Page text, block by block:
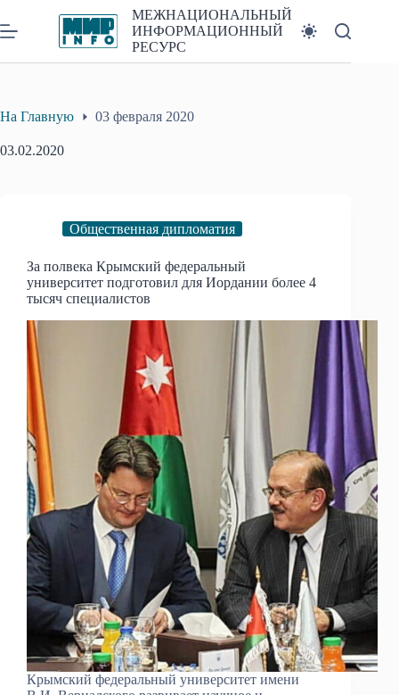
к
сути
МЕЖНАЦИОНАЛЬНЫЙ
ИНФОРМАЦИОННЫЙ
РЕСУРС
На Главную 03 февраля 2020
03.02.2020
Общественная дипломатия
За полвека Крымский федеральный
университет подготовил для Иордании более 4
тысяч специалистов
Крымский федеральный университет имени